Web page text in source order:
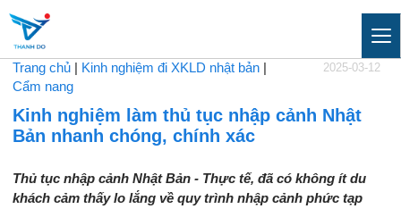
Trang chủ Kinh nghiệm đi XKLD nhật bản
Cẩm nang
2025-03-12
Kinh nghiệm làm thủ tục nhập cảnh Nhật
Bản nhanh chóng, chính xác
Thủ tục nhập cảnh Nhật Bản - Thực tế, đã có không ít du
khách cảm thấy lo lắng về quy trình nhập cảnh phức tạp